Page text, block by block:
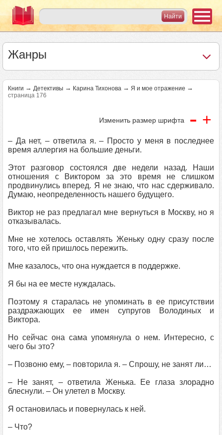
Жанры
Книги → Детективы → Карина Тихонова → Я и мое отражение →
страница 176
Изменить размер шрифта - +
– Да нет, – ответила я. – Просто у меня в последнее
время аллергия на большие деньги.
Этот разговор состоялся две недели назад. Наши
отношения с Виктором за это время не слишком
продвинулись вперед. Я не знаю, что нас сдерживало.
Думаю, неопределенность нашего будущего.
Виктор не раз предлагал мне вернуться в Москву, но я
отказывалась.
Мне не хотелось оставлять Женьку одну сразу после
того, что ей пришлось пережить.
Мне казалось, что она нуждается в поддержке.
Я бы на ее месте нуждалась.
Поэтому я старалась не упоминать в ее присутствии
раздражающих ее имен супругов Володиных и
Виктора.
Но сейчас она сама упомянула о нем. Интересно, с
чего бы это?
– Позвоню ему, – повторила я. – Спрошу, не занят ли…
– Не занят, – ответила Женька. Ее глаза злорадно
блеснули. – Он улетел в Москву.
Я остановилась и повернулась к ней.
– Что?